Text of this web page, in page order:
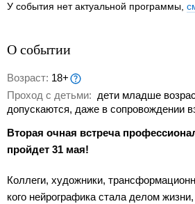
У события нет актуальной программы,
О событии
Возраст: 18+
Проход с детьми: дети младше
допускаются, даже в сопровождении
Вторая очная встреча
пройдет 31 мая!
Коллеги, художники,
кого нейрографика стала делом